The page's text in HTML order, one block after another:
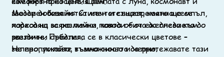
звезди добавя нотка мечтателност, която ще се
хареса на всяка майка, която обича да гледа към
звездите. Предлага се в класически цветове –
зелено, лилаво, тъмно синьо и черно.
Модерен дизайн: Стилен и същевременно семпъл,
подходящ за различни поводи – от ежедневието до
различни събития.
Не пропускайте възможността да притежавате тази